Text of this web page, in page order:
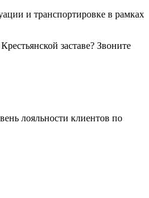
и транспортировке в рамках
заставе? Звоните
лояльности клиентов по